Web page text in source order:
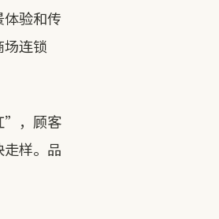
验和传
连锁
”，顾客
样。品